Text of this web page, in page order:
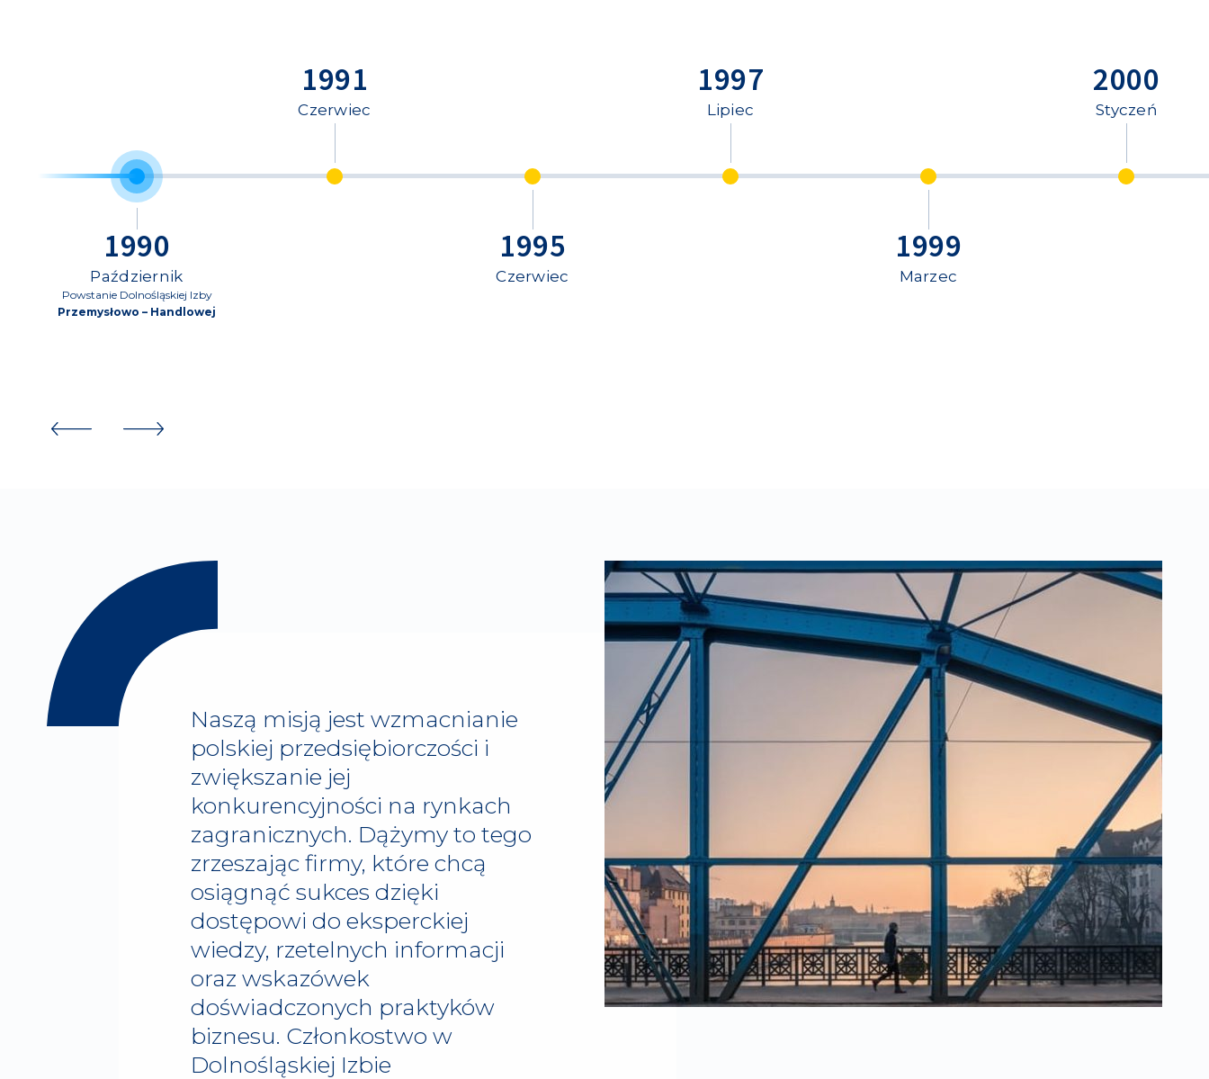
1990
Październik
Powstanie Dolnośląskiej Izby
Przemysłowo – Handlowej
1991
Czerwiec
1995
Czerwiec
1997
Lipiec
1999
Marzec
2000
Styczeń
Naszą misją jest wzmacnianie
polskiej przedsiębiorczości i
zwiększanie jej
konkurencyjności na rynkach
zagranicznych. Dążymy to tego
zrzeszając firmy, które chcą
osiągnąć sukces dzięki
dostępowi do eksperckiej
wiedzy, rzetelnych informacji
oraz wskazówek
doświadczonych praktyków
biznesu. Członkostwo w
Dolnośląskiej Izbie